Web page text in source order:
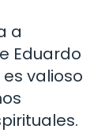
a
Eduardo
valioso